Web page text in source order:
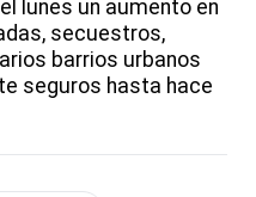
lunes un aumento en
secuestros,
barrios urbanos
seguros hasta hace